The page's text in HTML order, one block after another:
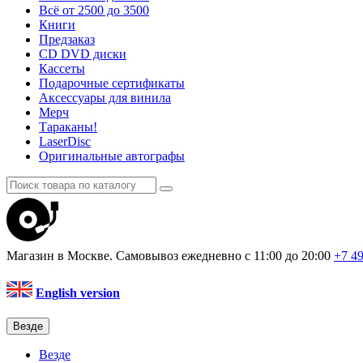
Всё от 2500 до 3500
Книги
Предзаказ
CD DVD диски
Кассеты
Подарочные сертификаты
Аксессуары для винила
Мерч
Тараканы!
LaserDisc
Оригинальные автографы
Магазин в Москве. Самовывоз ежедневно с 11:00 до 20:00 +7
English version
Везде
Везде